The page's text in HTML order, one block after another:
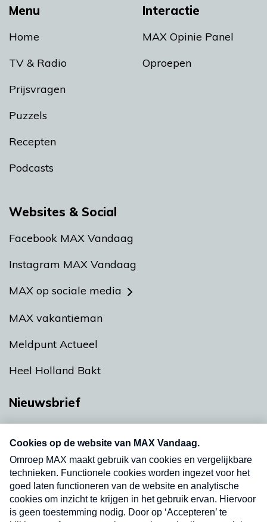
Menu
Home
TV & Radio
Prijsvragen
Puzzels
Recepten
Podcasts
Interactie
MAX Opinie Panel
Oproepen
Websites & Social
Facebook MAX Vandaag
Instagram MAX Vandaag
MAX op sociale media
MAX vakantieman
Meldpunt Actueel
Heel Holland Bakt
Nieuwsbrief
nieuwsbrief. Elke vrijdag- en dinsdagochtend in
uw mailbox.
Verzend